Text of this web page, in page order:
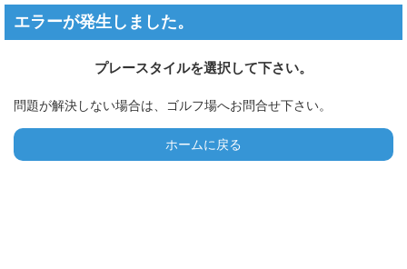
エラーが発生しました。
プレースタイルを選択して下さい。
問題が解決しない場合は、ゴルフ場へお問合せ下さい。
ホームに戻る